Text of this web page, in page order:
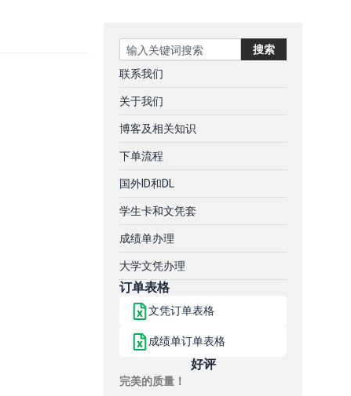
Search 搜索
联系我们
关于我们
博客及相关知识
下单流程
国外ID和DL
学生卡和文凭套
成绩单办理
大学文凭办理
订单表格
文凭订单表格
成绩单订单表格
好评
完美的质量！